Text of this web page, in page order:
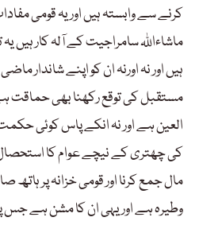
کرنے سے وابستہ ہیں اور یہ قومی
ماشاءاللہ سامراجیت کے آلہ کار ہیں
ہیں اور نہ اورنہ ان کو اپنے شاندار
مستقبل کی توقع رکھنا بھی حماقت
العین ہے اور نہ انکے پاس کوئی
کی چھتری کے نیچے عوام کا
مال جمع کرنا اور قومی خزانہ پر
وطیرہ ہے اور یہی ان کا مشن ہے جس